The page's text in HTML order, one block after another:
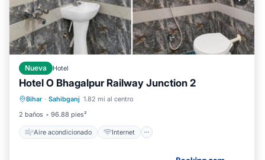
Nueva Hotel
Hotel O Bhagalpur Railway Junction 2
Bihar · Sahibganj 1.82 mi al centro
2 baños
96.88 pies²
Aire acondicionado Internet
Aire acondicionado
Internet
Apto para niños
Accesibilidad